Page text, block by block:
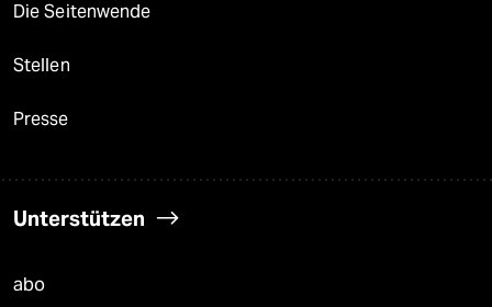
Die Seitenwende
Stellen
Presse
Unterstützen
abo